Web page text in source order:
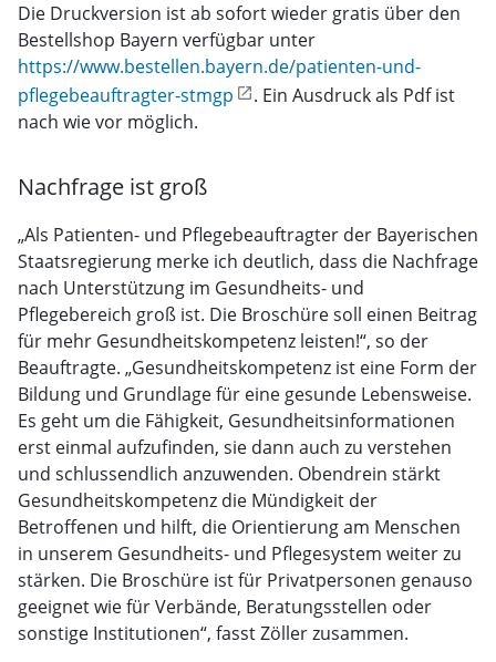
Die Druckversion ist ab sofort wieder gratis über den
Bestellshop Bayern verfügbar unter
https://www.bestellen.bayern.de/patienten-und-
pflegebeauftragter-stmgp
. Ein Ausdruck als Pdf ist
nach wie vor möglich.
Nachfrage ist groß
„Als Patienten- und Pflegebeauftragter der Bayerischen
Staatsregierung merke ich deutlich, dass die Nachfrage
nach Unterstützung im Gesundheits- und
Pflegebereich groß ist. Die Broschüre soll einen Beitrag
für mehr Gesundheitskompetenz leisten!“, so der
Beauftragte. „Gesundheitskompetenz ist eine Form der
Bildung und Grundlage für eine gesunde Lebensweise.
Es geht um die Fähigkeit, Gesundheitsinformationen
erst einmal aufzufinden, sie dann auch zu verstehen
und schlussendlich anzuwenden. Obendrein stärkt
Gesundheitskompetenz die Mündigkeit der
Betroffenen und hilft, die Orientierung am Menschen
in unserem Gesundheits- und Pflegesystem weiter zu
stärken. Die Broschüre ist für Privatpersonen genauso
geeignet wie für Verbände, Beratungsstellen oder
sonstige Institutionen“, fasst Zöller zusammen.